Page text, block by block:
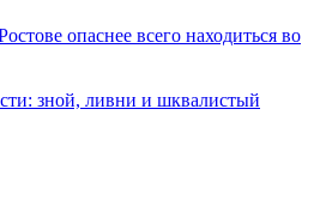
опаснее всего находиться во
зной, ливни и шквалистый